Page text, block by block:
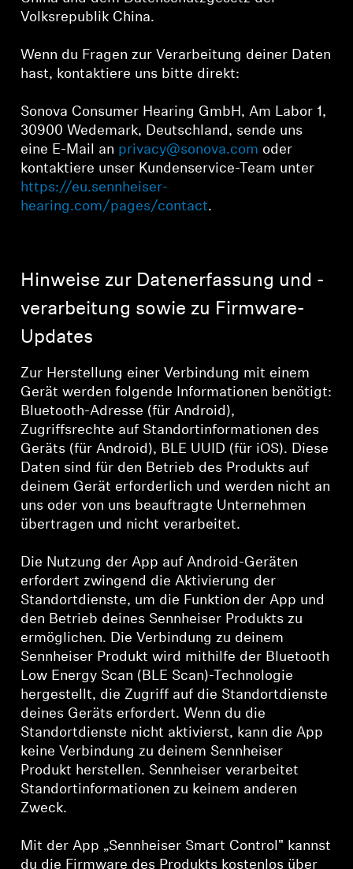
Volksrepublik China.
Wenn du Fragen zur Verarbeitung deiner Daten
hast, kontaktiere uns bitte direkt:
Sonova Consumer Hearing GmbH, Am Labor 1,
30900 Wedemark, Deutschland, sende uns
eine E-Mail an privacy@sonova.com oder
kontaktiere unser Kundenservice-Team unter
https://eu.sennheiser-
hearing.com/pages/contact.
Hinweise zur Datenerfassung und -
verarbeitung sowie zu Firmware-
Updates
Zur Herstellung einer Verbindung mit einem
Gerät werden folgende Informationen benötigt:
Bluetooth-Adresse (für Android),
Zugriffsrechte auf Standortinformationen des
Geräts (für Android), BLE UUID (für iOS). Diese
Daten sind für den Betrieb des Produkts auf
deinem Gerät erforderlich und werden nicht an
uns oder von uns beauftragte Unternehmen
übertragen und nicht verarbeitet.
Die Nutzung der App auf Android-Geräten
erfordert zwingend die Aktivierung der
Standortdienste, um die Funktion der App und
den Betrieb deines Sennheiser Produkts zu
ermöglichen. Die Verbindung zu deinem
Sennheiser Produkt wird mithilfe der Bluetooth
Low Energy Scan (BLE Scan)-Technologie
hergestellt, die Zugriff auf die Standortdienste
deines Geräts erfordert. Wenn du die
Standortdienste nicht aktivierst, kann die App
keine Verbindung zu deinem Sennheiser
Produkt herstellen. Sennheiser verarbeitet
Standortinformationen zu keinem anderen
Zweck.
Mit der App „Sennheiser Smart Control" kannst
du die Firmware des Produkts kostenlos über